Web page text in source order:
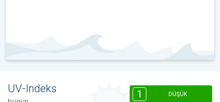
UV-Indeks 1 DÜŞÜK